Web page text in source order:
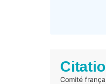
Comité